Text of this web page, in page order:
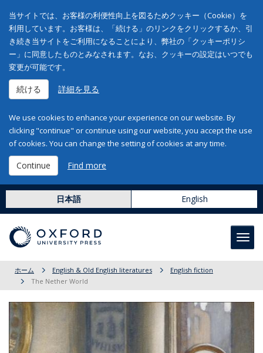
当サイトでは、お客様の利便性向上を図るためクッキー（Cookie）を
利用しています。お客様は、「続ける」のリンクをクリックするか、引
き続き当サイトをご利用になることにより、弊社の「クッキーポリシ
ー」に同意したものとみなされます。なお、クッキーの設定はいつでも
変更が可能です。
続ける 詳細を見る
We use cookies to enhance your experience on our website. By
clicking "continue" or continue using our website, you accept the use
of cookies. You can change the setting of cookies at any time.
Continue Find more
日本語 English
ホーム English & Old English literatures
English fiction
The Nether World